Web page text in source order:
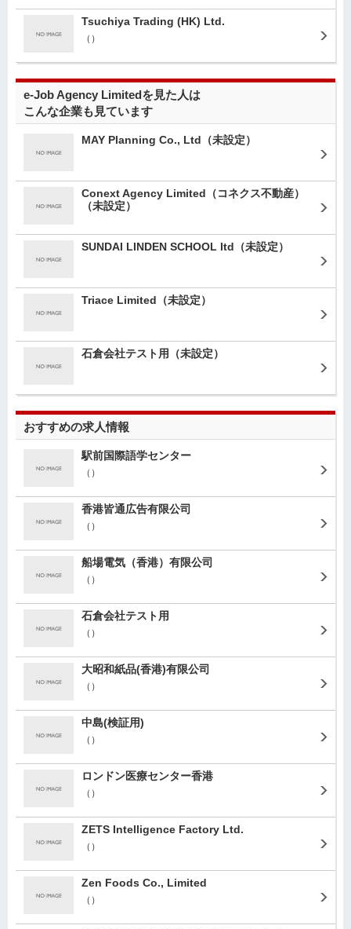
Tsuchiya Trading (HK) Ltd.
（）
e-Job Agency Limitedを見た人は
こんな企業も見ています
MAY Planning Co., Ltd （未設定）
Conext Agency Limited（コネクス不動産）
（未設定）
SUNDAI LINDEN SCHOOL ltd （未設定）
Triace Limited （未設定）
石倉会社テスト用 （未設定）
おすすめの求人情報
駅前国際語学センター
（）
香港皆通広告有限公司
（）
船場電気（香港）有限公司
（）
石倉会社テスト用
（）
大昭和紙品(香港)有限公司
（）
中島(検証用)
（）
ロンドン医療センター香港
（）
ZETS Intelligence Factory Ltd.
（）
Zen Foods Co., Limited
（）